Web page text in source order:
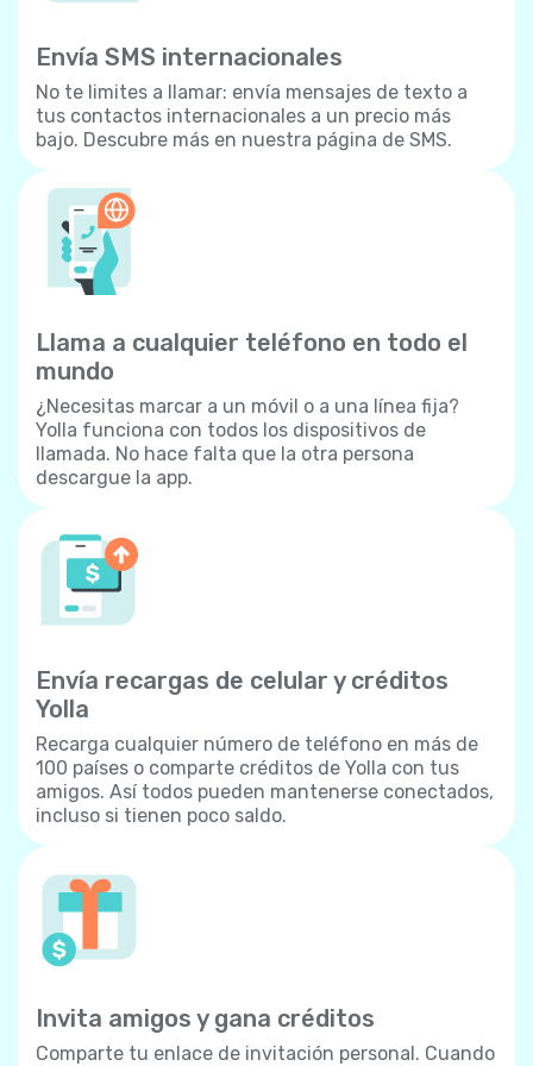
Envía SMS internacionales
No te limites a llamar: envía mensajes de texto a
tus contactos internacionales a un precio más
bajo. Descubre más en nuestra página de SMS.
Llama a cualquier teléfono en todo el
mundo
¿Necesitas marcar a un móvil o a una línea fija?
Yolla funciona con todos los dispositivos de
llamada. No hace falta que la otra persona
descargue la app.
Envía recargas de celular y créditos
Yolla
Recarga cualquier número de teléfono en más de
100 países o comparte créditos de Yolla con tus
amigos. Así todos pueden mantenerse conectados,
incluso si tienen poco saldo.
Invita amigos y gana créditos
Comparte tu enlace de invitación personal. Cuando